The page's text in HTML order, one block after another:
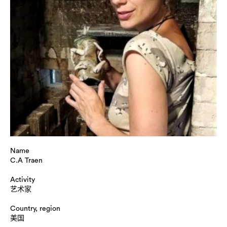
Name
C.A Traen
Activity
艺术家
Country, region
美国